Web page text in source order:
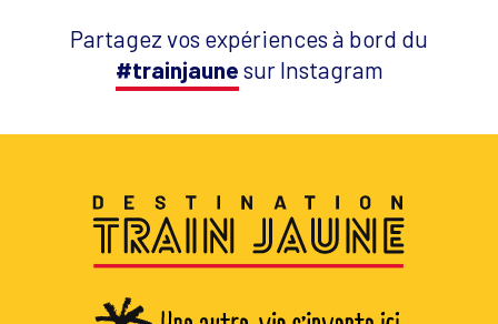
Partagez vos expériences à bord du
#trainjaune sur Instagram